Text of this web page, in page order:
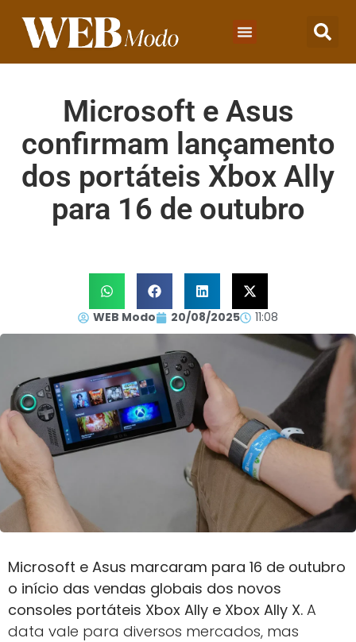
Microsoft e Asus
confirmam lançamento
dos portáteis Xbox Ally
para 16 de outubro
WEB Modo 20/08/2025 11:08
Microsoft e Asus marcaram para 16 de outubro
o início das vendas globais dos novos
consoles portáteis Xbox Ally e Xbox Ally X. A
data vale para diversos mercados, mas